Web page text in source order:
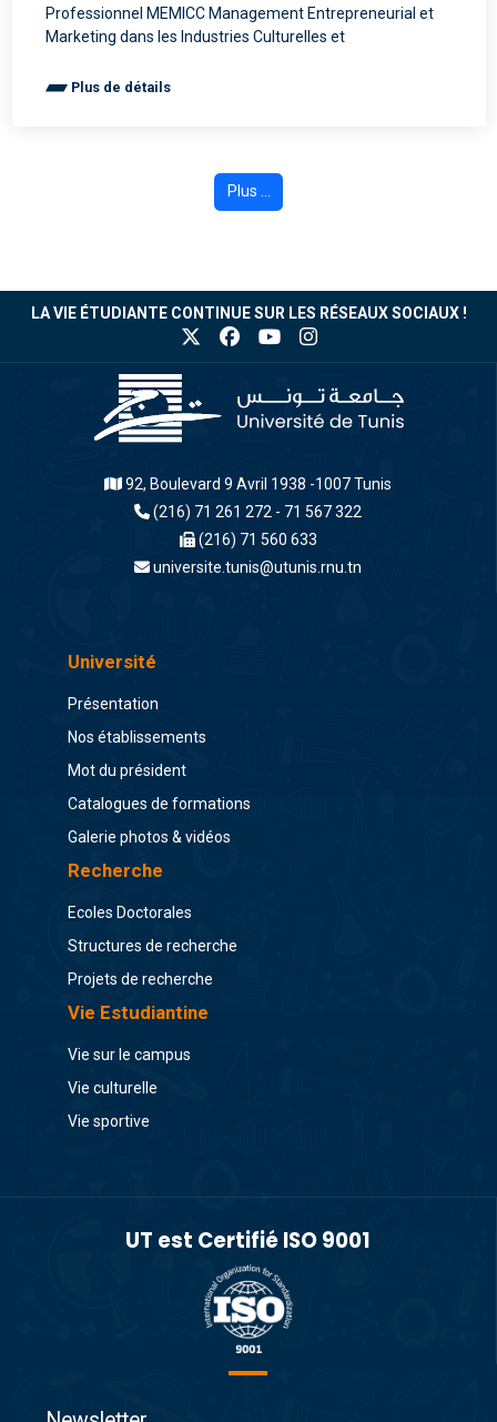
Professionnel MEMICC Management Entrepreneurial et
Marketing dans les Industries Culturelles et
Plus de détails
Plus ...
LA VIE ÉTUDIANTE CONTINUE SUR LES RÉSEAUX SOCIAUX !
92, Boulevard 9 Avril 1938 -1007 Tunis
(216) 71 261 272 - 71 567 322
(216) 71 560 633
universite.tunis@utunis.rnu.tn
Université
Présentation
Nos établissements
Mot du président
Catalogues de formations
Galerie photos & vidéos
Recherche
Ecoles Doctorales
Structures de recherche
Projets de recherche
Vie Estudiantine
Vie sur le campus
Vie culturelle
Vie sportive
UT est Certifié ISO 9001